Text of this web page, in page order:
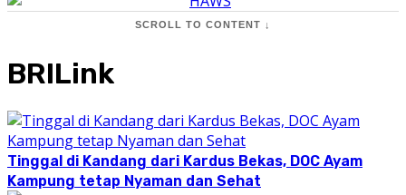
SCROLL TO CONTENT ↓
BRILink
Tinggal di Kandang dari Kardus Bekas, DOC Ayam
Kampung tetap Nyaman dan Sehat